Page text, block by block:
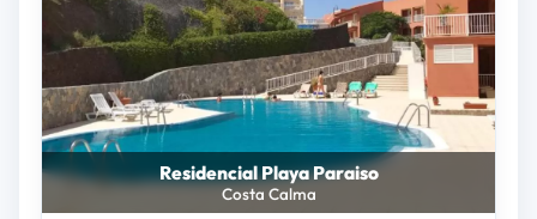
Residencial Playa Paraiso
Costa Calma